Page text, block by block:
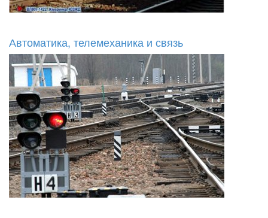
Автоматика, телемеханика и связь